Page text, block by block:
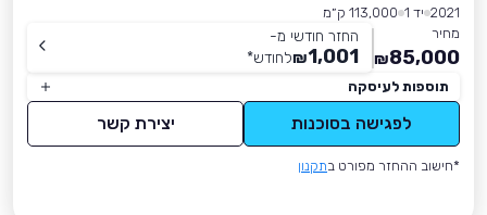
2021 יד 1
113,000 ק״מ
מחיר
85,000
₪
החזר חודשי מ-
1,001
₪לחודש*
תוספות לעיסקה
לפגישה בסוכנות יצירת קשר
*חישוב ההחזר מפורט בתקנון